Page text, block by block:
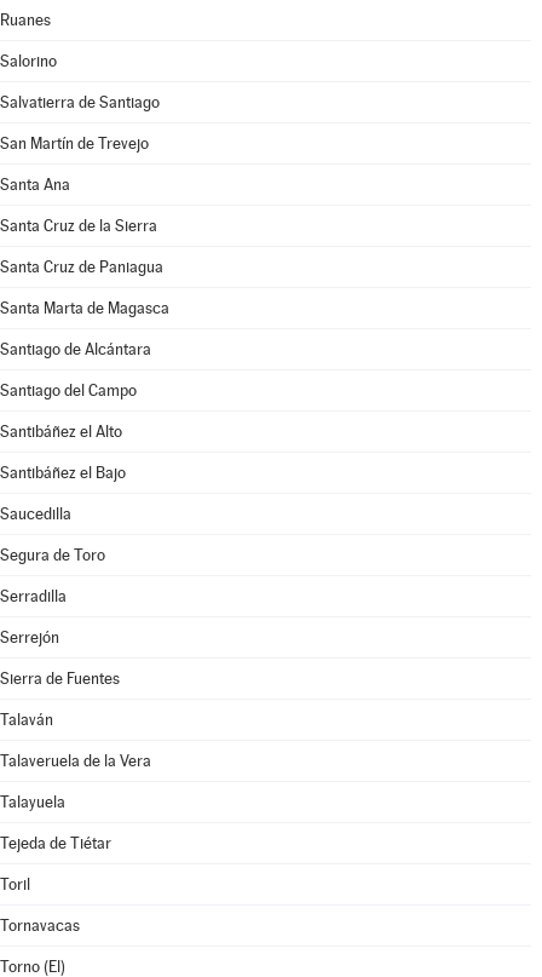
Ruanes
Salorino
Salvatierra de Santiago
San Martín de Trevejo
Santa Ana
Santa Cruz de la Sierra
Santa Cruz de Paniagua
Santa Marta de Magasca
Santiago de Alcántara
Santiago del Campo
Santibáñez el Alto
Santibáñez el Bajo
Saucedilla
Segura de Toro
Serradilla
Serrejón
Sierra de Fuentes
Talaván
Talaveruela de la Vera
Talayuela
Tejeda de Tiétar
Toril
Tornavacas
Torno (El)